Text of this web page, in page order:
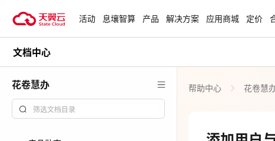
试用，产品折扣等，助您降本增
818 天翼云云智
活动 息壤智算 产品 解决方案 应用商城 定价
文档中心
花卷慧办 帮助中心 花卷慧